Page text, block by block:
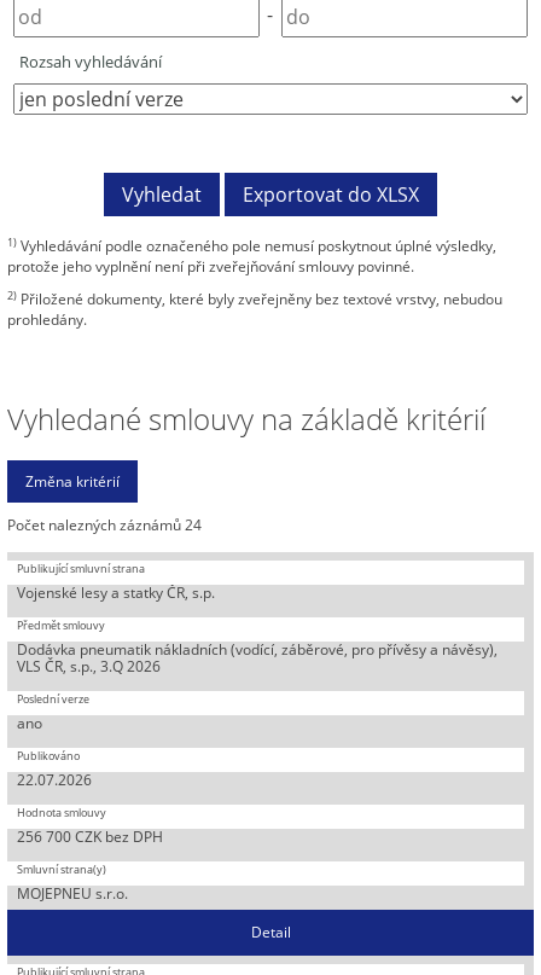
-
Rozsah vyhledávání
1) Vyhledávání podle označeného pole nemusí poskytnout úplné výsledky,
protože jeho vyplnění není při zveřejňování smlouvy povinné.
2) Přiložené dokumenty, které byly zveřejněny bez textové vrstvy, nebudou
prohledány.
Vyhledané smlouvy na základě kritérií
Počet nalezných záznámů 24
Vojenské lesy a statky ČR, s.p.
Dodávka pneumatik nákladních (vodící, záběrové, pro přívěsy a návěsy),
VLS ČR, s.p., 3.Q 2026
ano
22.07.2026
256 700 CZK bez DPH
MOJEPNEU s.r.o.
Detail